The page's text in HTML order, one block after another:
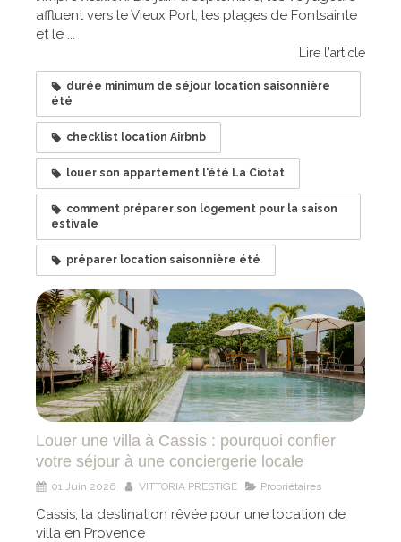
affluent vers le Vieux Port, les plages de Fontsainte
et le ...
Lire l'article
durée minimum de séjour location saisonnière
été
checklist location Airbnb
louer son appartement l'été La Ciotat
comment préparer son logement pour la saison
estivale
préparer location saisonnière été
Louer une villa à Cassis : pourquoi confier
votre séjour à une conciergerie locale
01 Juin 2026 VITTORIA PRESTIGE Propriétaires
Cassis, la destination rêvée pour une location de
villa en Provence